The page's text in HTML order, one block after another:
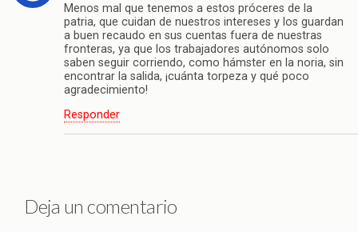
Menos mal que tenemos a estos próceres de la
patria, que cuidan de nuestros intereses y los guardan
a buen recaudo en sus cuentas fuera de nuestras
fronteras, ya que los trabajadores autónomos solo
saben seguir corriendo, como hámster en la noria, sin
encontrar la salida, ¡cuánta torpeza y qué poco
agradecimiento!
Responder
Deja un comentario